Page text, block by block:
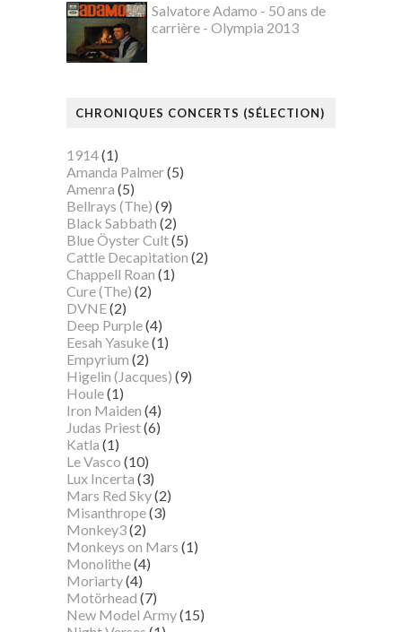
Salvatore Adamo - 50 ans de
carrière - Olympia 2013
CHRONIQUES CONCERTS (SÉLECTION)
1914(1)
Amanda Palmer(5)
Amenra (5)
Bellrays (The) (9)
Black Sabbath (2)
Blue Öyster Cult(5)
Cattle Decapitation (2)
Chappell Roan (1)
Cure (The) (2)
DVNE(2)
Deep Purple(4)
Eesah Yasuke(1)
Empyrium (2)
Higelin (Jacques) (9)
Houle(1)
Iron Maiden (4)
Judas Priest(6)
Katla (1)
Le Vasco (10)
Lux Incerta (3)
Mars Red Sky(2)
Misanthrope(3)
Monkey3(2)
Monkeys on Mars (1)
Monolithe(4)
Moriarty(4)
Motörhead (7)
New Model Army(15)